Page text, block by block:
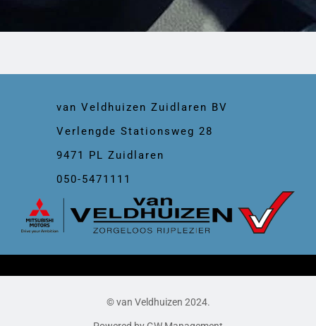
van Veldhuizen Zuidlaren BV
Verlengde Stationsweg 28
9471 PL Zuidlaren
050-5471111
© van Veldhuizen 2024.